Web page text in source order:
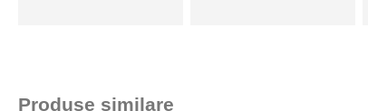
Produse similare